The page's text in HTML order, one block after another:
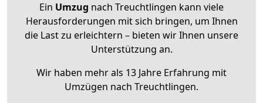
Ein Umzug nach Treuchtlingen kann viele
Herausforderungen mit sich bringen, um Ihnen
die Last zu erleichtern – bieten wir Ihnen unsere
Unterstützung an.
Wir haben mehr als 13 Jahre Erfahrung mit
Umzügen nach Treuchtlingen.